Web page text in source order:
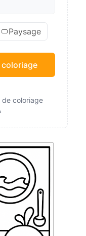
Paysage
coloriage
coloriage